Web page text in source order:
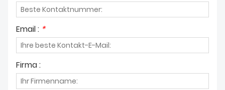
Email : *
Firma :